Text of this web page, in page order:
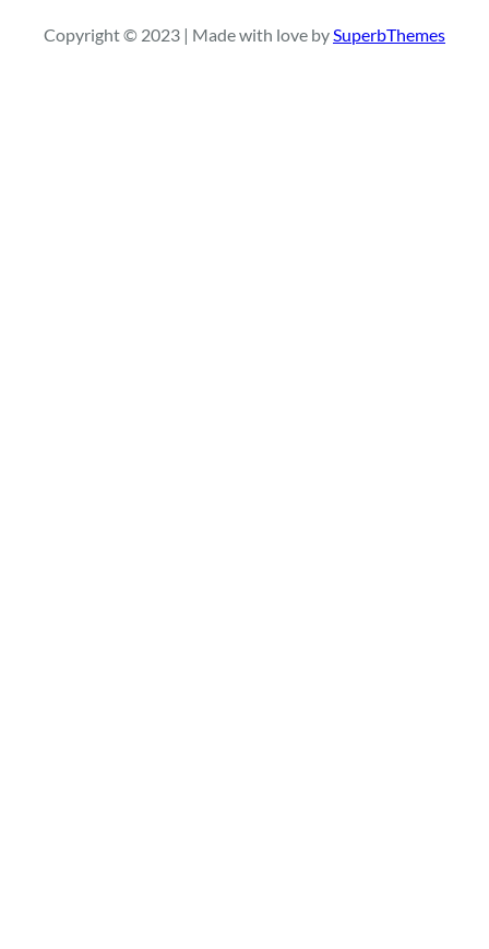
c
Copyright © 2023 | Made with love by SuperbThemes